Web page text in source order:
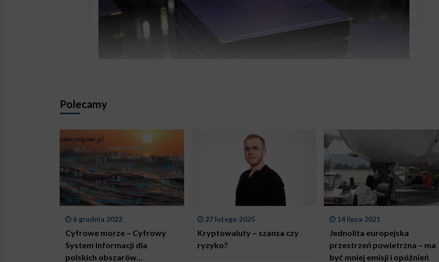
Polecamy
6 grudnia 2022
Cyfrowe morze – Cyfrowy
System Informacji dla
polskich obszarów
27 lutego 2025
Kryptowaluty – szansa czy
ryzyko?
14 lipca 2021
Jednolita europejska
przestrzeń powietrzna – ma
być mniej emisji i opóźnień